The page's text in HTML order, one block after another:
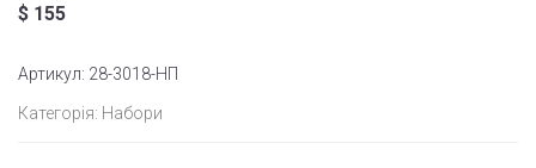
$ 155
Артикул: 28-3018-НП
Категорія: Набори